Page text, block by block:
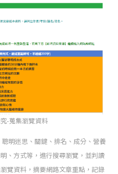
-蒐集瀏覽資料
明迷思、關鍵、排名、成分、營養
、方式等，進行搜尋瀏覽，並判讀
覽資料，摘要網路文章重點，記錄